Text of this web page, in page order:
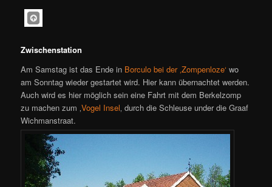
Zwischenstation
Am Samstag ist das Ende in Borculo bei der ‚Zompenloze‘ wo
am Sonntag wieder gestartet wird. Hier kann übernachtet werden.
Auch wird es hier möglich sein eine Fahrt mit dem Berkelzomp
zu machen zum ‚Vogel Insel‚ durch die Schleuse under die Graaf
Wichmanstraat.